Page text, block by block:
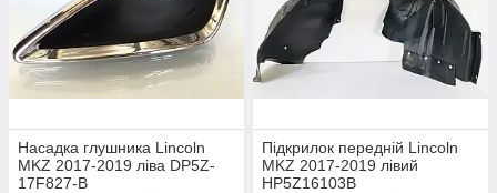
Насадка глушника Lincoln
MKZ 2017-2019 ліва DP5Z-
17F827-B
Підкрилок передній Lincoln
MKZ 2017-2019 лівий
HP5Z16103B